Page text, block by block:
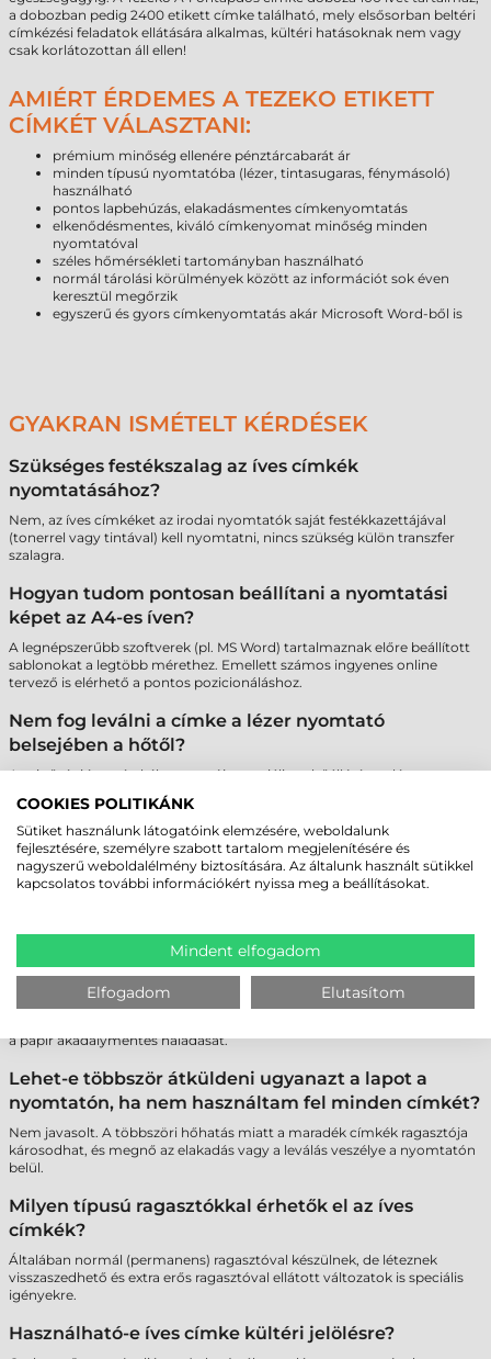
a dobozban pedig 2400 etikett címke található, mely elsősorban beltéri
címkézési feladatok ellátására alkalmas, kültéri hatásoknak nem vagy
csak korlátozottan áll ellen!
AMIÉRT ÉRDEMES A TEZEKO ETIKETT
CÍMKÉT VÁLASZTANI:
prémium minőség ellenére pénztárcabarát ár
minden típusú nyomtatóba (lézer, tintasugaras, fénymásoló)
használható
pontos lapbehúzás, elakadásmentes címkenyomtatás
elkenődésmentes, kiváló címkenyomat minőség minden
nyomtatóval
széles hőmérsékleti tartományban használható
normál tárolási körülmények között az információt sok éven
keresztül megőrzik
egyszerű és gyors címkenyomtatás akár Microsoft Word-ből is
GYAKRAN ISMÉTELT KÉRDÉSEK
Szükséges festékszalag az íves címkék
nyomtatásához?
Nem, az íves címkéket az irodai nyomtatók saját festékkazettájával
(tonerrel vagy tintával) kell nyomtatni, nincs szükség külön transzfer
szalagra.
Hogyan tudom pontosan beállítani a nyomtatási
képet az A4-es íven?
A legnépszerűbb szoftverek (pl. MS Word) tartalmaznak előre beállított
sablonokat a legtöbb mérethez. Emellett számos ingyenes online
tervező is elérhető a pontos pozicionáláshoz.
Nem fog leválni a címke a lézer nyomtató
belsejében a hőtől?
A minőségi íves címkék ragasztója speciálisan hőálló, így a lézer
nyomtatók fixálóműve nem tesz kárt bennük, és nem okoz
ragasztómaradványokat a gépben.
Létezik műanyag alapú íves címke is?
Igen, elérhetők poliészter (PET) alapú íves címkék is, amelyek
szakadásbiztosak és vízállóak, így tartósabb jelölést tesznek lehetővé
Miért fontos az A4-es ívek szélein lévő biztonsági
sáv?
A "Safety Edge" technológia megakadályozza a ragasztó kifolyását a
a papír akadálymentes haladását.
Lehet-e többször átküldeni ugyanazt a lapot a
nyomtatón, ha nem használtam fel minden címkét?
Nem javasolt. A többszöri hőhatás miatt a maradék címkék ragasztója
károsodhat, és megnő az elakadás vagy a leválás veszélye a nyomtatón
belül.
Milyen típusú ragasztókkal érhetők el az íves
címkék?
Általában normál (permanens) ragasztóval készülnek, de léteznek
visszaszedhető és extra erős ragasztóval ellátott változatok is speciális
igényekre.
Használható-e íves címke kültéri jelölésre?
COOKIES POLITIKÁNK
Sütiket használunk látogatóink elemzésére, weboldalunk
fejlesztésére, személyre szabott tartalom megjelenítésére és
nagyszerű weboldalélmény biztosítására. Az általunk használt sütikkel
kapcsolatos további információkért nyissa meg a beállításokat.
Mindent elfogadom
Elfogadom Elutasítom